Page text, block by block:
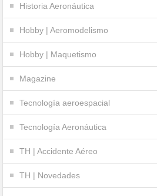
Historia Aeronáutica
Hobby | Aeromodelismo
Hobby | Maquetismo
Magazine
Tecnología aeroespacial
Tecnología Aeronáutica
TH | Accidente Aéreo
TH | Novedades